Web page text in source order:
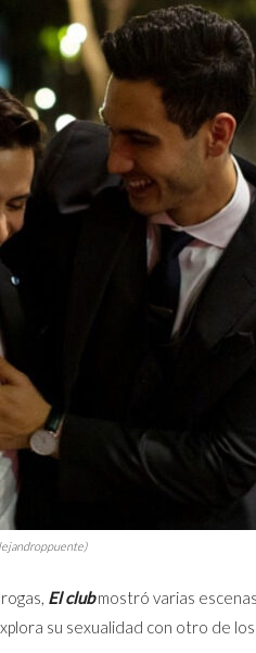
El club mostró varias
su sexualidad con otro de